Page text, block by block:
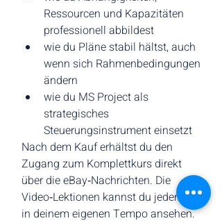
Ressourcen und Kapazitäten
professionell abbildest
wie du Pläne stabil hältst, auch
wenn sich Rahmenbedingungen
ändern
wie du MS Project als
strategisches
Steuerungsinstrument einsetzt
Nach dem Kauf erhältst du den
Zugang zum Komplettkurs direkt
über die eBay‑Nachrichten. Die
Video‑Lektionen kannst du jederzeit
in deinem eigenen Tempo ansehen.